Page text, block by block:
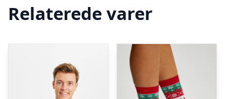
Relaterede varer